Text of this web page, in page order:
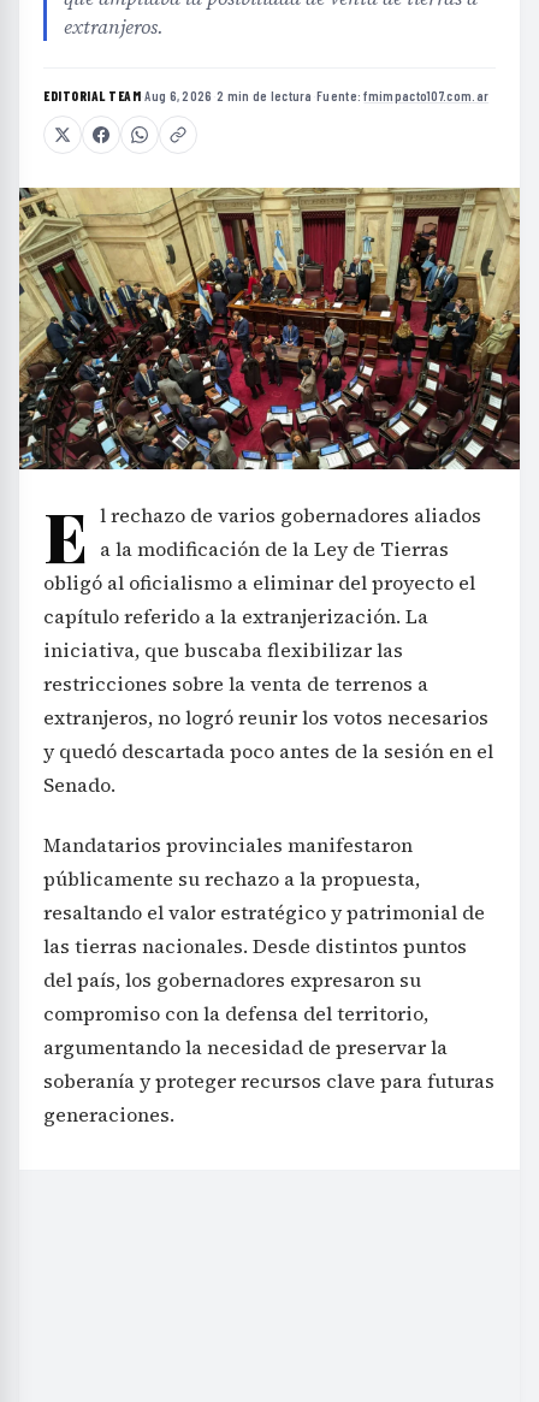
extranjeros.
EDITORIAL TEAM·Aug 6, 2026 ·2 min de lectura ·Fuente:fmimpacto107.com.ar
E l rechazo de varios gobernadores aliados
a la modificación de la Ley de Tierras
obligó al oficialismo a eliminar del proyecto el
capítulo referido a la extranjerización. La
iniciativa, que buscaba flexibilizar las
restricciones sobre la venta de terrenos a
extranjeros, no logró reunir los votos necesarios
y quedó descartada poco antes de la sesión en el
Senado.
Mandatarios provinciales manifestaron
públicamente su rechazo a la propuesta,
resaltando el valor estratégico y patrimonial de
las tierras nacionales. Desde distintos puntos
del país, los gobernadores expresaron su
compromiso con la defensa del territorio,
argumentando la necesidad de preservar la
soberanía y proteger recursos clave para futuras
generaciones.